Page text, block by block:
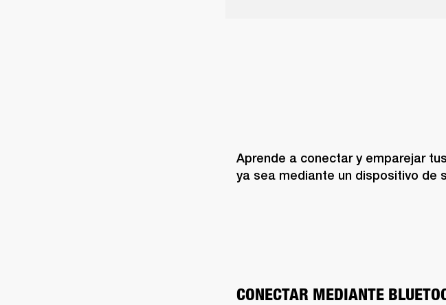
Aprende a conectar y emparejar
ya sea mediante un dispositivo de
CONECTAR MEDIANTE